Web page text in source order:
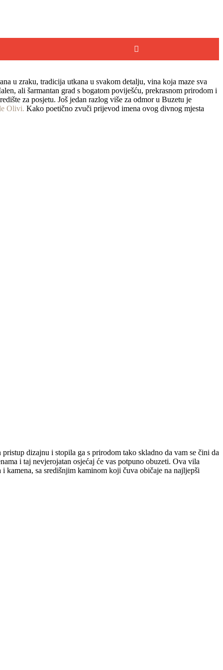
u zraku, tradicija utkana u svakom detalju, vina koja maze sva
ali šarmantan grad s bogatom poviješću, prekrasnom prirodom i
za posjetu. Još jedan razlog više za odmor u Buzetu je
Olivi. Kako poetično zvuči prijevod imena ovog divnog mjesta
dizajnu i stopila ga s prirodom tako skladno da vam se čini da
i taj nevjerojatan osjećaj će vas potpuno obuzeti. Ova vila
kamena, sa središnjim kaminom koji čuva običaje na najljepši